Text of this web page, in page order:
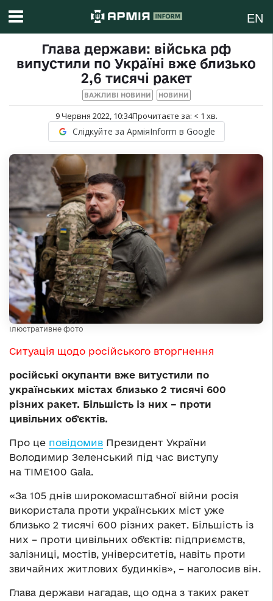
EN
Глава держави: війська рф
випустили по Україні вже близько
2,6 тисячі ракет
ВАЖЛИВІ НОВИНИ НОВИНИ
9 Червня 2022, 10:34Прочитаєте за: < 1 хв.
Слідкуйте за АрміяInform в Google
Ілюстративне фото
Ситуація щодо російського вторгнення
російські окупанти вже витустили по
українських містах близько 2 тисячі 600
різних ракет. Більшість із них – проти
цивільних обʼєктів.
Про це повідомив Президент України
Володимир Зеленський під час виступу
на TIME100 Gala.
«За 105 днів широкомасштабної війни росія
використала проти українських міст уже
близько 2 тисячі 600 різних ракет. Більшість із
них – проти цивільних обʼєктів: підприємств,
залізниці, мостів, університетів, навіть проти
звичайних житлових будинків», – наголосив він.
Глава держави нагадав, що одна з таких ракет